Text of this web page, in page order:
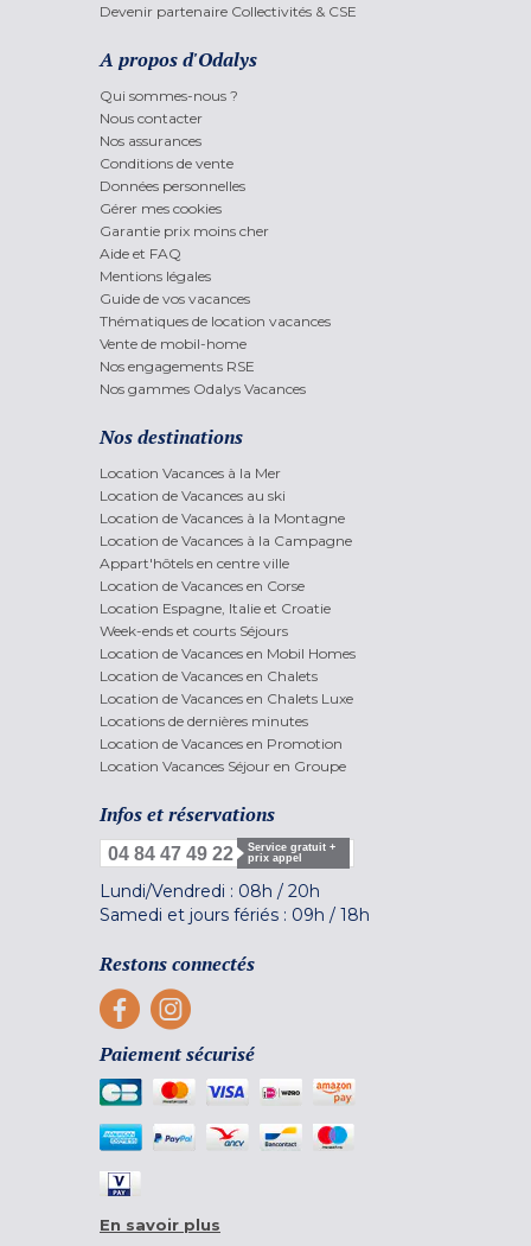
Devenir partenaire Collectivités & CSE
A propos d'Odalys
Qui sommes-nous ?
Nous contacter
Nos assurances
Conditions de vente
Données personnelles
Gérer mes cookies
Garantie prix moins cher
Aide et FAQ
Mentions légales
Guide de vos vacances
Thématiques de location vacances
Vente de mobil-home
Nos engagements RSE
Nos gammes Odalys Vacances
Nos destinations
Location Vacances à la Mer
Location de Vacances au ski
Location de Vacances à la Montagne
Location de Vacances à la Campagne
Appart'hôtels en centre ville
Location de Vacances en Corse
Location Espagne, Italie et Croatie
Week-ends et courts Séjours
Location de Vacances en Mobil Homes
Location de Vacances en Chalets
Location de Vacances en Chalets Luxe
Locations de dernières minutes
Location de Vacances en Promotion
Location Vacances Séjour en Groupe
Infos et réservations
04 84 47 49 22
Service gratuit +
prix appel
Lundi/Vendredi : 08h / 20h
Samedi et jours fériés : 09h / 18h
Restons connectés
Paiement sécurisé
En savoir plus